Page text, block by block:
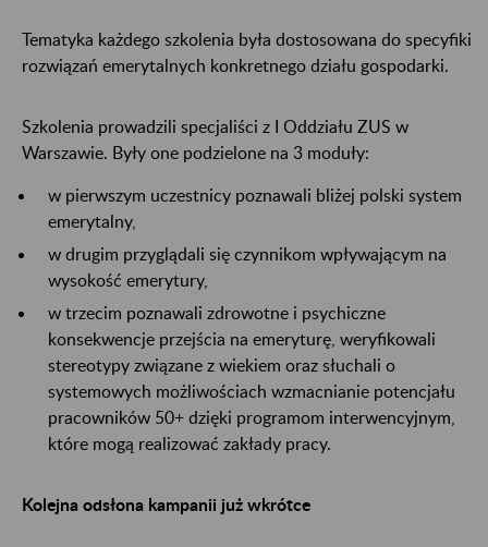
Tematyka każdego szkolenia była dostosowana do specyfiki
rozwiązań emerytalnych konkretnego działu gospodarki.
Szkolenia prowadzili specjaliści z I Oddziału ZUS w
Warszawie. Były one podzielone na 3 moduły:
w pierwszym uczestnicy poznawali bliżej polski system
emerytalny,
w drugim przyglądali się czynnikom wpływającym na
wysokość emerytury,
w trzecim poznawali zdrowotne i psychiczne
konsekwencje przejścia na emeryturę, weryfikowali
stereotypy związane z wiekiem oraz słuchali o
systemowych możliwościach wzmacnianie potencjału
pracowników 50+ dzięki programom interwencyjnym,
które mogą realizować zakłady pracy.
Kolejna odsłona kampanii już wkrótce